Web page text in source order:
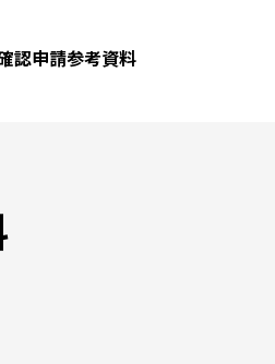
認申請参考資料